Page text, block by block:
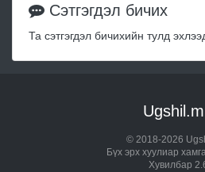
Сэтгэгдэл бичих
Та сэтгэгдэл бичихийн тулд
© 2018-2026
Бүх эрх хуулиар
Хувилбар